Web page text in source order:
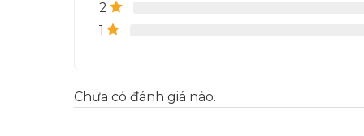
2
1
Chưa có đánh giá nào.